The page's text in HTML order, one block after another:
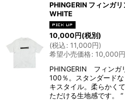
PHINGERIN フィンガリ
WHITE
10,000円(税別)
(税込: 11,000円)
希望小売価格: 10,000円
PHINGERIN フィンガ
100％。スタンダード
キスタイル。柔らかく
ただける生地感です。